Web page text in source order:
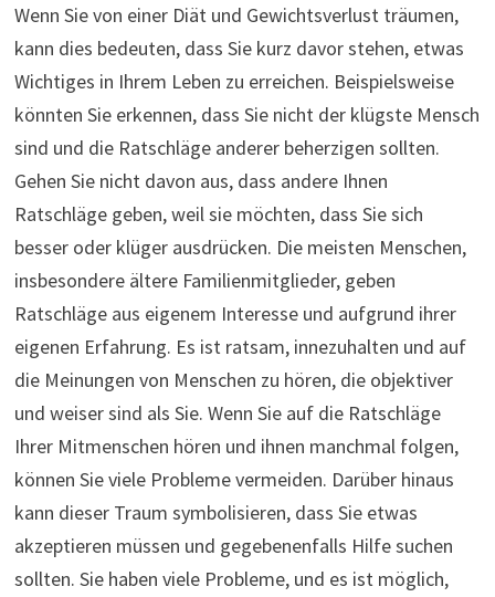
Wenn Sie von einer Diät und Gewichtsverlust träumen,
kann dies bedeuten, dass Sie kurz davor stehen, etwas
Wichtiges in Ihrem Leben zu erreichen. Beispielsweise
könnten Sie erkennen, dass Sie nicht der klügste Mensch
sind und die Ratschläge anderer beherzigen sollten.
Gehen Sie nicht davon aus, dass andere Ihnen
Ratschläge geben, weil sie möchten, dass Sie sich
besser oder klüger ausdrücken. Die meisten Menschen,
insbesondere ältere Familienmitglieder, geben
Ratschläge aus eigenem Interesse und aufgrund ihrer
eigenen Erfahrung. Es ist ratsam, innezuhalten und auf
die Meinungen von Menschen zu hören, die objektiver
und weiser sind als Sie. Wenn Sie auf die Ratschläge
Ihrer Mitmenschen hören und ihnen manchmal folgen,
können Sie viele Probleme vermeiden. Darüber hinaus
kann dieser Traum symbolisieren, dass Sie etwas
akzeptieren müssen und gegebenenfalls Hilfe suchen
sollten. Sie haben viele Probleme, und es ist möglich,